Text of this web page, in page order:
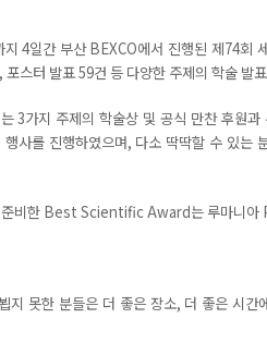
지 4일간 부산BEXCO에서 진행된 제74회
스터 발표 59건 등 다양한 주제의 학술 발
는3가지 주제의 학술상 및 공식 만찬 후원
사를 진행하였으며, 다소 딱딱할 수 있는
비한 Best Scientific Award는 루마니
지 못한 분들은 더 좋은 장소, 더 좋은 시간